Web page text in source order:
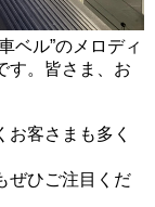
ベル”のメロディ
す。皆さま、お
お客さまも多く
ぜひご注目くだ